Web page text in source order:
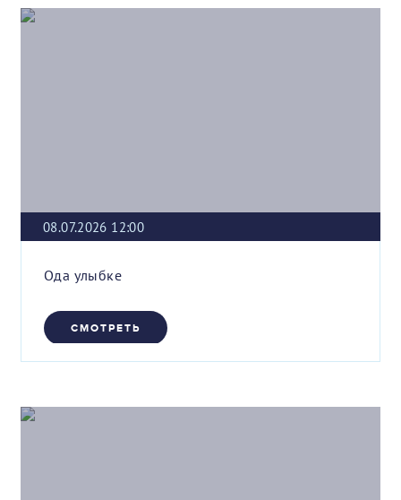
08.07.2026 12:00
Ода улыбке
СМОТРЕТЬ